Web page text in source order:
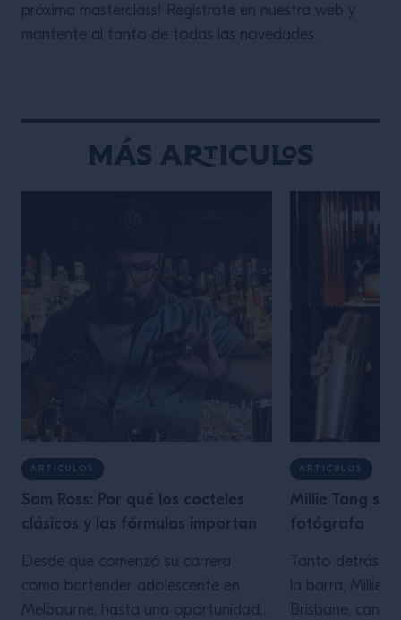
próxima masterclass! Regístrate en nuestra web y
mantente al tanto de todas las novedades.
Más articulos
ARTICULOS
Sam Ross: Por qué los cocteles
clásicos y las fórmulas importan
Desde que comenzó su carrera
como bartender adolescente en
Melbourne, hasta una oportunidad
ARTICULOS
Millie Tang
fotógrafa
Tanto detrás
la barra, Millie
Brisbane,